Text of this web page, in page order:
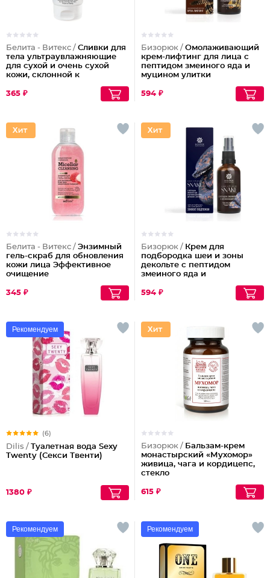
Белита - Витекс / Сливки для
тела ультраувлажняющие
для сухой и очень сухой
кожи, склонной к
Panthenol Urea
365 ₽
Бизорюк / Омолаживающий
крем-лифтинг для лица с
пептидом змеиного яда и
муцином улитки
594 ₽
Белита - Витекс / Энзимный
гель-скраб для обновления
кожи лица Эффективное
очищение
345 ₽
Бизорюк / Крем для
подбородка шеи и зоны
декольте с пептидом
змеиного яда и
594 ₽
Рекомендуем
(6)
Dilis / Туалетная вода Sexy
Twenty (Секси Твенти)
1380 ₽
Бизорюк / Бальзам-крем
монастырский «Мухомор»
живица, чага и кордицепс,
стекло
615 ₽
Рекомендуем Рекомендуем